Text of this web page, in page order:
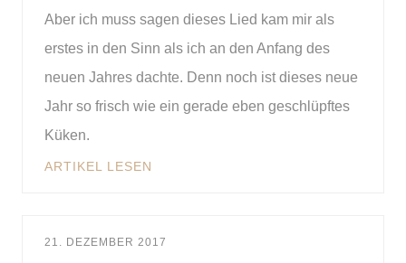
Aber ich muss sagen dieses Lied kam mir als
erstes in den Sinn als ich an den Anfang des
neuen Jahres dachte. Denn noch ist dieses neue
Jahr so frisch wie ein gerade eben geschlüpftes
Küken.
ARTIKEL LESEN
21. DEZEMBER 2017